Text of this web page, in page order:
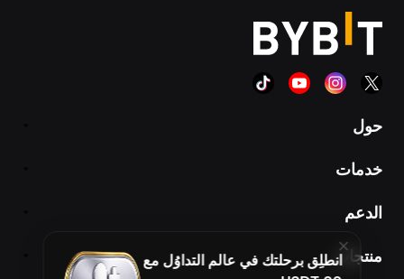
حول
خدمات
الدعم
منتجاتانطلِق برحلتك في عالم التداوُل مع